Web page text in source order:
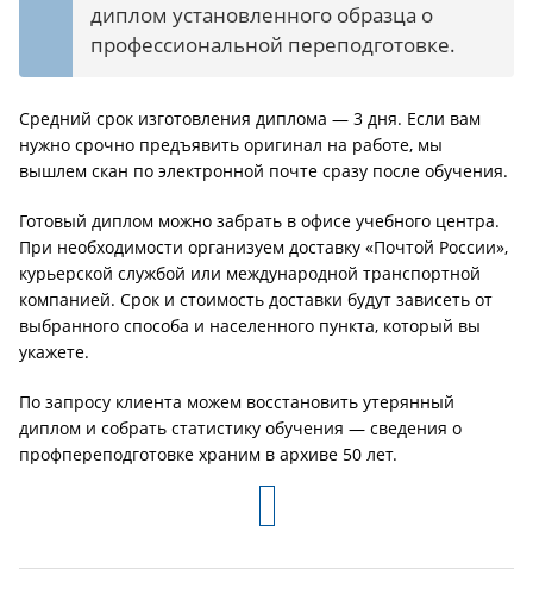
диплом установленного образца о
профессиональной переподготовке.
Средний срок изготовления диплома — 3 дня. Если вам
нужно срочно предъявить оригинал на работе, мы
вышлем скан по электронной почте сразу после обучения.
Готовый диплом можно забрать в офисе учебного центра.
При необходимости организуем доставку «Почтой России»,
курьерской службой или международной транспортной
компанией. Срок и стоимость доставки будут зависеть от
выбранного способа и населенного пункта, который вы
укажете.
По запросу клиента можем восстановить утерянный
диплом и собрать статистику обучения — сведения о
профпереподготовке храним в архиве 50 лет.